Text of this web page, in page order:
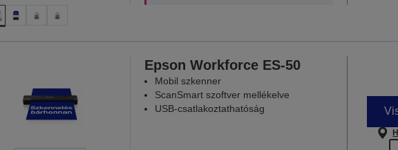
Epson Workforce ES-50
Mobil szkenner
ScanSmart szoftver mellékelve
USB-csatlakoztathatóság